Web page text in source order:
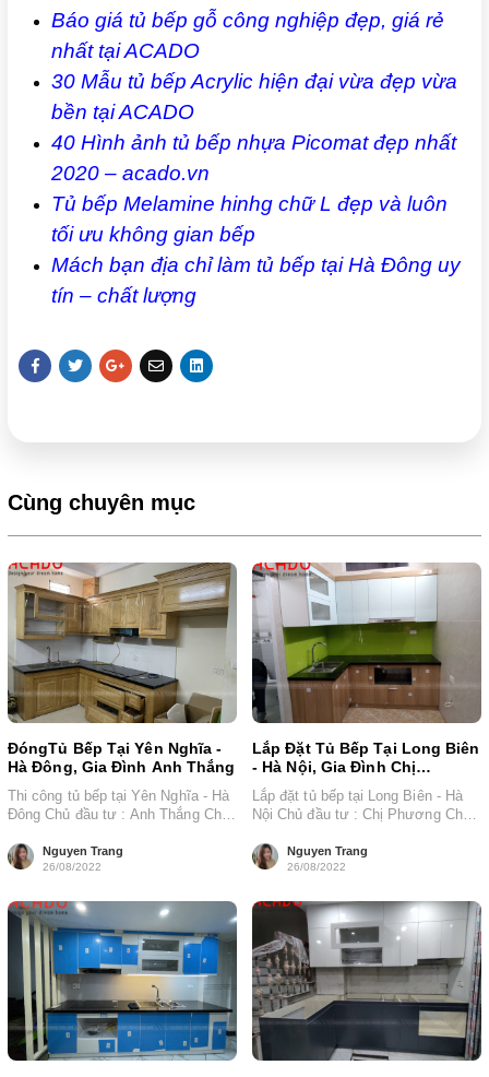
Báo giá tủ bếp gỗ công nghiệp đẹp, giá rẻ
nhất tại ACADO
30 Mẫu tủ bếp Acrylic hiện đại vừa đẹp vừa
bền tại ACADO
40 Hình ảnh tủ bếp nhựa Picomat đẹp nhất
2020 – acado.vn
Tủ bếp Melamine hinhg chữ L đẹp và luôn
tối ưu không gian bếp
Mách bạn địa chỉ làm tủ bếp tại Hà Đông uy
tín – chất lượng
Cùng chuyên mục
ĐóngTủ Bếp Tại Yên Nghĩa -
Hà Đông, Gia Đình Anh Thắng
Thi công tủ bếp tại Yên Nghĩa - Hà
Đông Chủ đầu tư : Anh Thắng Chất
Nguyen Trang
26/08/2022
Lắp Đặt Tủ Bếp Tại Long Biên
- Hà Nội, Gia Đình Chị
Phương
Lắp đặt tủ bếp tại Long Biên - Hà
Nội Chủ đầu tư : Chị Phương Chất
Nguyen Trang
26/08/2022